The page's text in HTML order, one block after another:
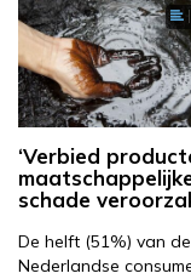
‘Verbied
schade
De helft (51%) van de
Nederlandse